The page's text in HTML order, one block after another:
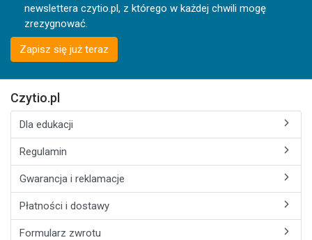
newslettera czytio.pl, z którego w każdej chwili mogę
zrezygnować.
Zapisz się już teraz
Czytio.pl
Dla edukacji
Regulamin
Gwarancja i reklamacje
Płatności i dostawy
Formularz zwrotu